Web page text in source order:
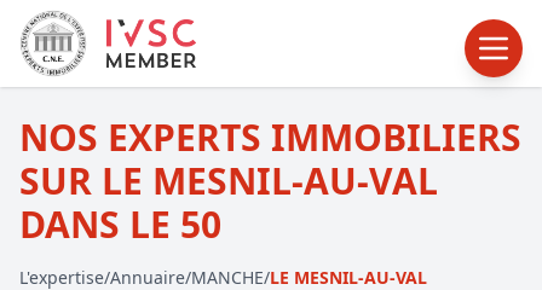
NOS EXPERTS IMMOBILIERS
SUR LE MESNIL-AU-VAL
DANS LE 50
L'expertise/Annuaire/MANCHE/LE MESNIL-AU-VAL